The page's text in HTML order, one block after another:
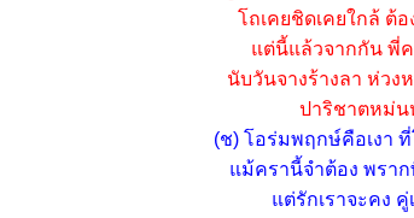
โถเคยชิดเคยใกล้ ต้อ
แต่นี้แล้วจากกัน พี่
นับวันจางร้างลา ห่วง
ปาริชาตหม่น
(ช) โอร่มพฤกษ์คือเงา ที่
แม้ครานี้จำต้อง พรา
แต่รักเราจะคง คู่